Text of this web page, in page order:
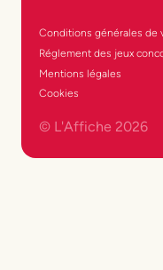
Conditions générales de
Réglement des jeux
Mentions légales
Cookies
© L'Affiche 2026